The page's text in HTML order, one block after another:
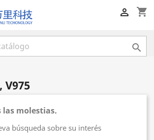
shopping_cart


V975
molestias.
búsqueda sobre su interés